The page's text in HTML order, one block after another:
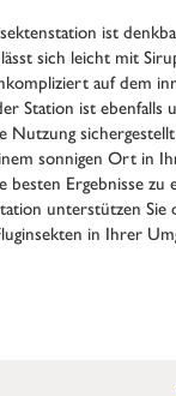
ist
sich leicht mit
auf dem
Station ist ebenfalls
Nutzung
sonnigen Ort in
besten Ergebnisse zu
unterstützen
in Ihrer